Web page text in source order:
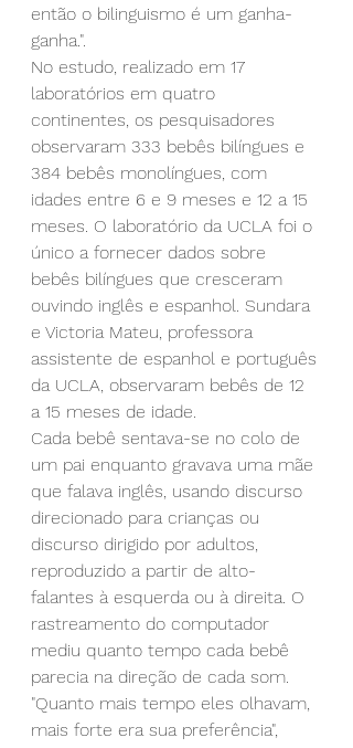
então o bilinguismo é um ganha-
ganha.".
No estudo, realizado em 17
laboratórios em quatro
continentes, os pesquisadores
observaram 333 bebês bilíngues e
384 bebês monolíngues, com
idades entre 6 e 9 meses e 12 a 15
meses. O laboratório da UCLA foi o
único a fornecer dados sobre
bebês bilíngues que cresceram
ouvindo inglês e espanhol. Sundara
e Victoria Mateu, professora
assistente de espanhol e português
da UCLA, observaram bebês de 12
a 15 meses de idade.
Cada bebê sentava-se no colo de
um pai enquanto gravava uma mãe
que falava inglês, usando discurso
direcionado para crianças ou
discurso dirigido por adultos,
reproduzido a partir de alto-
falantes à esquerda ou à direita. O
rastreamento do computador
mediu quanto tempo cada bebê
parecia na direção de cada som.
"Quanto mais tempo eles olhavam,
mais forte era sua preferência",